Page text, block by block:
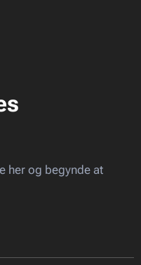
her og begynde at